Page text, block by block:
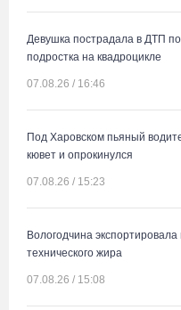
Девушка пострадала в ДТП
подростка на квадроцикле
07.08.26 / 16:46
Под Харовском пьяный
кювет и опрокинулся
07.08.26 / 15:23
Вологодчина
технического жира
07.08.26 / 15:08